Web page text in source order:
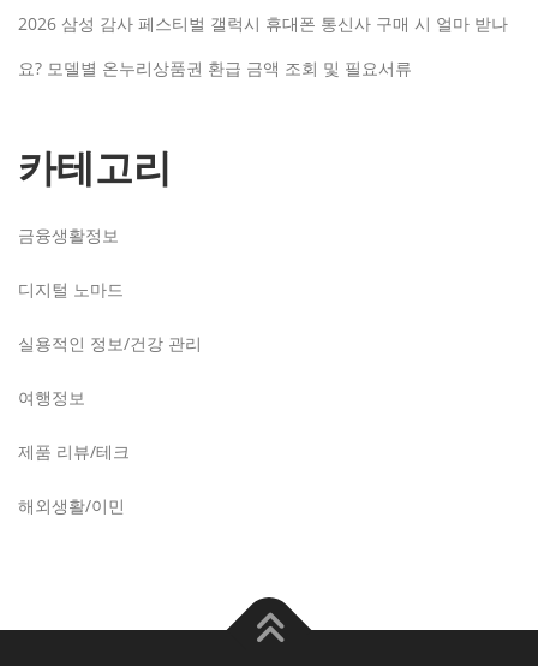
2026 삼성 감사 페스티벌 갤럭시 휴대폰 통신사 구매 시 얼마 받나
요? 모델별 온누리상품권 환급 금액 조회 및 필요서류
카테고리
금융생활정보
디지털 노마드
실용적인 정보/건강 관리
여행정보
제품 리뷰/테크
해외생활/이민